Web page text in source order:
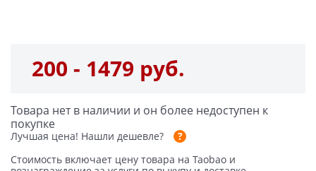
200 - 1479 руб.
Товара нет в наличии и он более недоступен к
покупке
Лучшая цена! Нашли дешевле?
Стоимость включает цену товара на Taobao и